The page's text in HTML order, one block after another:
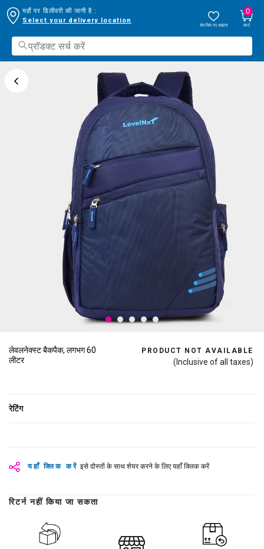
यहाँ पर डिलीवरी की जानी है :
Select your delivery location
सेव किए गए आइटम
0
कार्ट
लेवलनेक्स्ट बैकपैक, लगभग 60
लीटर
PRODUCT NOT AVAILABLE
(Inclusive of all taxes)
रेटिंग
यहाँ क्लिक करें इसे दोस्तों के साथ शेयर करने के लिए यहाँ क्लिक करें
रिटर्न नहीं किया जा सकता